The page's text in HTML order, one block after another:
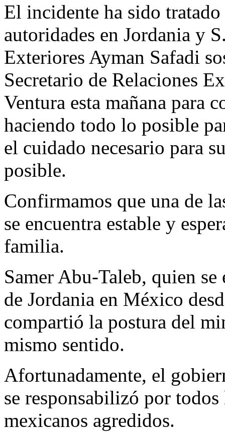
El incidente ha sido
autoridades en Jordania y
Exteriores Ayman Safadi
Secretario de Relaciones
Ventura esta mañana para
haciendo todo lo posible
el cuidado necesario para
posible.
Confirmamos que una de
se encuentra estable y
familia.
Samer Abu-Taleb, quien
de Jordania en México
compartió la postura del
mismo sentido.
Afortunadamente, el
se responsabilizó por
mexicanos agredidos.